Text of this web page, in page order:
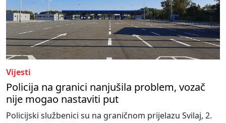
Vijesti
Policija na granici nanjušila problem, vozač
nije mogao nastaviti put
Policijski službenici su na graničnom prijelazu Svilaj, 2.